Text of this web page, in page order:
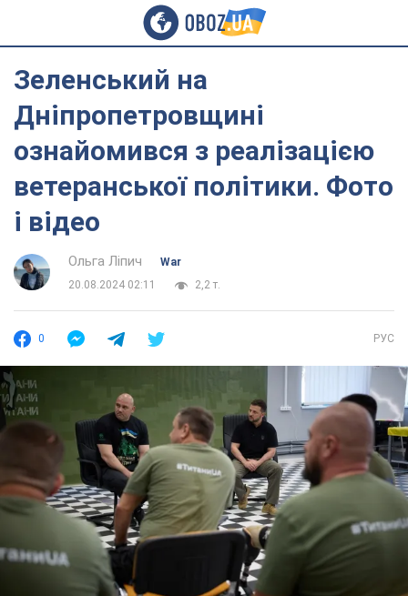
Зеленський на
Дніпропетровщині
ознайомився з реалізацією
ветеранської політики. Фото
і відео
Ольга Ліпич
War
20.08.2024 02:11
2,2 т.
0 РУС